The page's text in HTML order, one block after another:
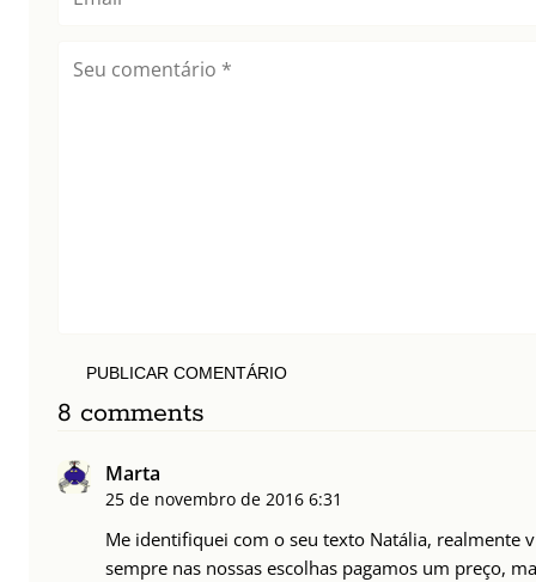
PUBLICAR COMENTÁRIO
8 comments
Marta
25 de novembro de 2016 6:31
Me identifiquei com o seu texto Natália, realmente
sempre nas nossas escolhas pagamos um preço,